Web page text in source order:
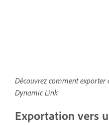
Découvrez comment exporter
Dynamic Link
Exportation vers